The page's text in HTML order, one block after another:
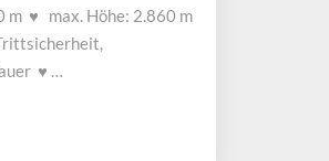
m ♥ max. Höhe: 2.860 m
♥ …